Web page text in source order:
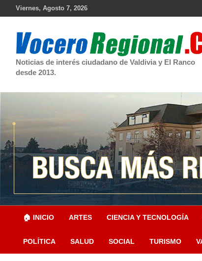
Viernes, Agosto 7, 2026
Noticias de interés ciudadano de Valdivia y El Ranco
desde 2013.
🏠 INICIO ARTES CIENCIA Y TECNOLOGÍA
POLÍTICA SALUD SOCIAL TURISMO